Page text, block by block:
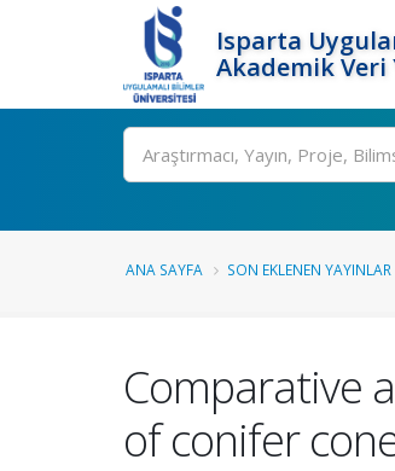
Isparta
Akademik
Ara
ANA SAYFA SON EKLENEN YAYINLAR
Comparative
of conifer